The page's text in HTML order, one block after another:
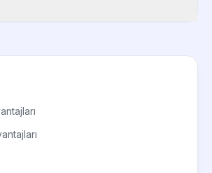
belirlenir.